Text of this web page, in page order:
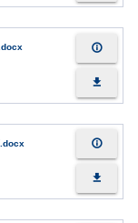
info_outline
file_download
info_outline
file_download